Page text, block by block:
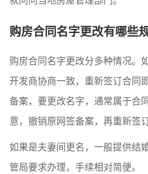
购房合同名字更改有哪些
购房合同名字更改分多种情况。
开发商协商一致，重新签订合同
备案，要更改名字，通常属于合
意，撤销原网签备案，再重新签
如果是夫妻间更名，一般提供结
管局要求办理，手续相对简便。